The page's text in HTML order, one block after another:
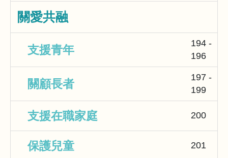
關愛共融
支援青年
194 -
196
關顧長者
197 -
199
支援在職家庭 200
保護兒童 201